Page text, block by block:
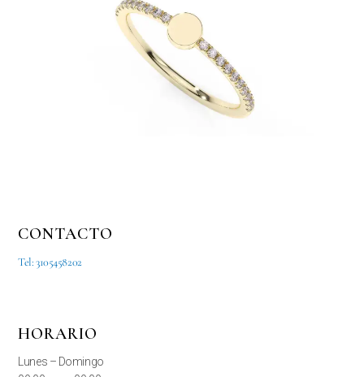
CONTACTO
Tel: 3105458202
HORARIO
Lunes – Domingo